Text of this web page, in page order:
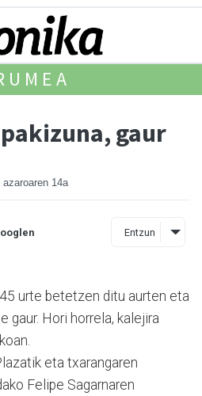
gaur
azaroaren 14a
Entzun
urte betetzen ditu aurten eta
gaur. Hori horrela, kalejira
eta txarangaren
Felipe Sagarnaren